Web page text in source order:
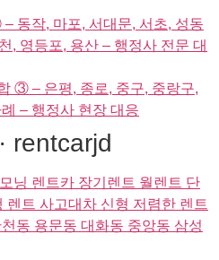
동작, 마포, 서대문, 서초, 성동
, 영등포, 용산 – 행정사 전문 대
③ – 은평, 종로, 중구, 중랑구,
– 행정사 현장 대응
rentcarjd
닝 렌트카 장기렌트 월렌트 단
렌트 사고대차 신형 저렴한 렌트
동 용문동 대화동 중앙동 삼성